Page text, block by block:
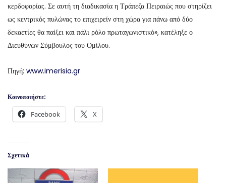
κερδοφορίας. Σε αυτή τη διαδικασία η Τράπεζα Πειραιώς που στηρίζει
ως κεντρικός πυλώνας το επιχειρείν στη χώρα για πάνω από δύο
δεκαετίες θα παίξει και πάλι ρόλο πρωταγωνιστικό», κατέληξε ο
Διευθύνων Σύμβουλος του Ομίλου.
Πηγή: www.imerisia.gr
Κοινοποιήστε:
Facebook X
Σχετικά